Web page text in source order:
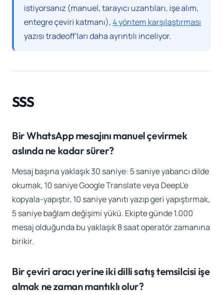
istiyorsanız (manuel, tarayıcı uzantıları, işe alım,
entegre çeviri katmanı),4 yöntem karşılaştırması
yazısı tradeoff'ları daha ayrıntılı inceliyor.
SSS
Bir WhatsApp mesajını manuel çevirmek
aslında ne kadar sürer?
Mesaj başına yaklaşık 30 saniye: 5 saniye yabancı dilde
okumak, 10 saniye Google Translate veya DeepL'e
kopyala-yapıştır, 10 saniye yanıtı yazıp geri yapıştırmak,
5 saniye bağlam değişimi yükü. Ekipte günde 1.000
mesaj olduğunda bu yaklaşık 8 saat operatör zamanına
birikir.
Bir çeviri aracı yerine iki dilli satış temsilcisi işe
almak ne zaman mantıklı olur?